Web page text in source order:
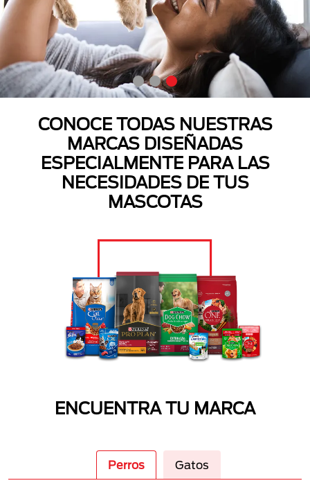
CONOCE TODAS NUESTRAS
MARCAS DISEÑADAS
ESPECIALMENTE PARA LAS
NECESIDADES DE TUS
MASCOTAS
ENCUENTRA TU MARCA
Perros Gatos